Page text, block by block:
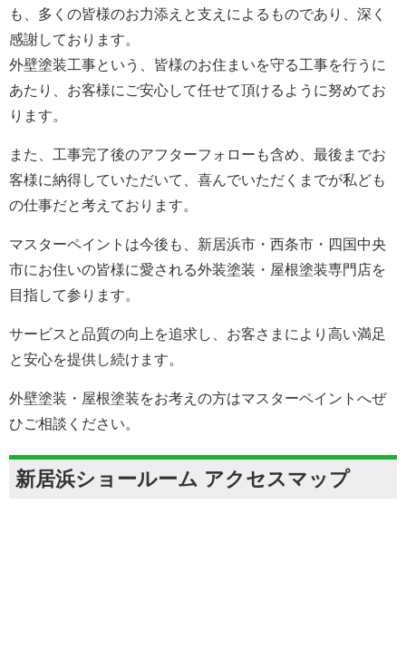
も、多くの皆様のお力添えと支えによるものであり、深く
感謝しております。
外壁塗装工事という、皆様のお住まいを守る工事を行うに
あたり、お客様にご安心して任せて頂けるように努めてお
ります。
また、工事完了後のアフターフォローも含め、最後までお
客様に納得していただいて、喜んでいただくまでが私ども
の仕事だと考えております。
マスターペイントは今後も、新居浜市・西条市・四国中央
市にお住いの皆様に愛される外装塗装・屋根塗装専門店を
目指して参ります。
サービスと品質の向上を追求し、お客さまにより高い満足
と安心を提供し続けます。
外壁塗装・屋根塗装をお考えの方はマスターペイントへぜ
ひご相談ください。
新居浜ショールーム アクセスマップ